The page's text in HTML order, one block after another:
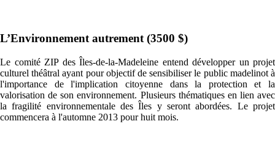
L’Environnement autrement (3500 $)
Le comité ZIP des Îles-de-la-Madeleine entend développer un projet
culturel théâtral ayant pour objectif de sensibiliser le public madelinot à
l'importance de l'implication citoyenne dans la protection et la
valorisation de son environnement. Plusieurs thématiques en lien avec
la fragilité environnementale des Îles y seront abordées. Le projet
commencera à l'automne 2013 pour huit mois.